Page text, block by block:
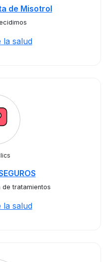
de Misotrol
la salud
de tratamientos
la salud